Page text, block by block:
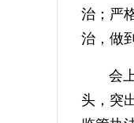
治；严
治，做
会上
头，突